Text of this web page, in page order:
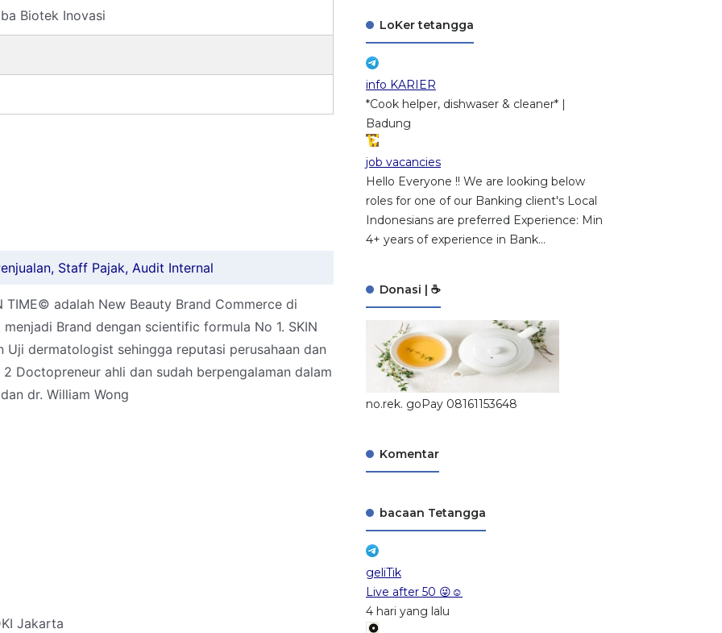
Biotek Inovasi
Staff Pajak, Audit Internal
TIME© adalah New Beauty Brand Commerce di
Brand dengan scientific formula No 1. SKIN
dermatologist sehingga reputasi perusahaan dan
Doctopreneur ahli dan sudah berpengalaman dalam
dr. William Wong
Jakarta
LoKer tetangga
info KARIER
*Cook helper, dishwaser & cleaner* |
Badung
job vacancies
Hello Everyone !! We are looking below
roles for one of our Banking client's Local
Indonesians are preferred Experience: Min
4+ years of experience in Bank...
Donasi | ☕
no.rek. goPay 08161153648
Komentar
bacaan Tetangga
geliTik
Live after 50 😜☺️
4 hari yang lalu